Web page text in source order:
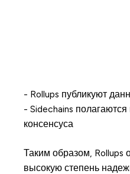
- Rollups публикуют
- Sidechains
консенсуса
Таким образом, Rollups
высокую степень